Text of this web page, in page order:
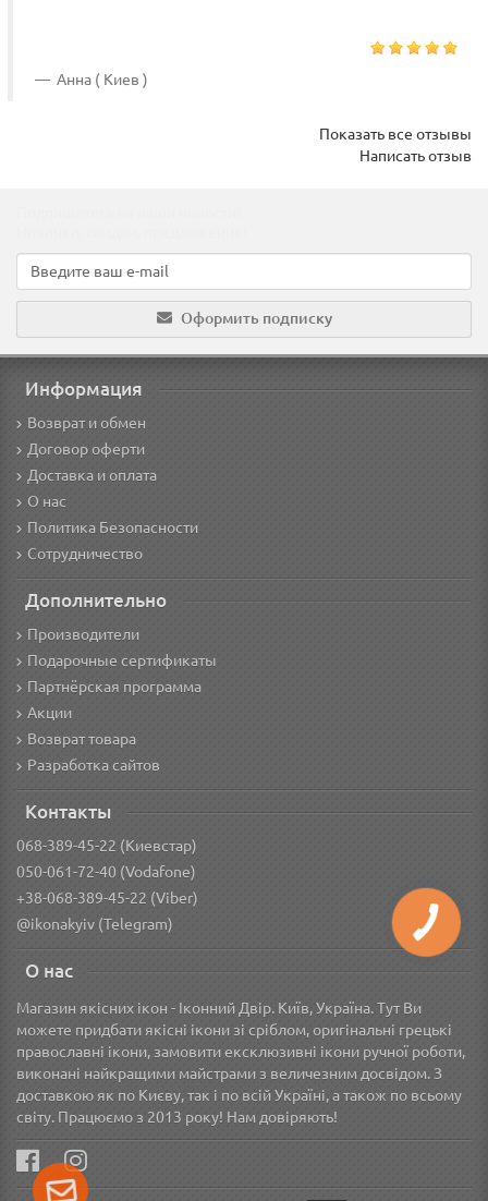
Анна ( Киев )
Показать все отзывы
Написать отзыв
Оформить подписку
Информация
Возврат и обмен
Договор оферти
Доставка и оплата
О нас
Политика Безопасности
Сотрудничество
Дополнительно
Производители
Подарочные сертификаты
Партнёрская программа
Акции
Возврат товара
Разработка сайтов
Контакты
068-389-45-22 (Киевстар)
050-061-72-40 (Vodafone)
+38-068-389-45-22 (Viber)
@ikonakyiv (Telegram)
О нас
Магазин якісних ікон - Іконний Двір. Київ, Україна. Тут Ви
можете придбати якісні ікони зі сріблом, оригінальні грецькі
православні ікони, замовити ексклюзивні ікони ручної роботи,
виконані найкращими майстрами з величезним досвідом. З
доставкою як по Києву, так і по всій Україні, а також по всьому
світу. Працюємо з 2013 року! Нам довіряють!